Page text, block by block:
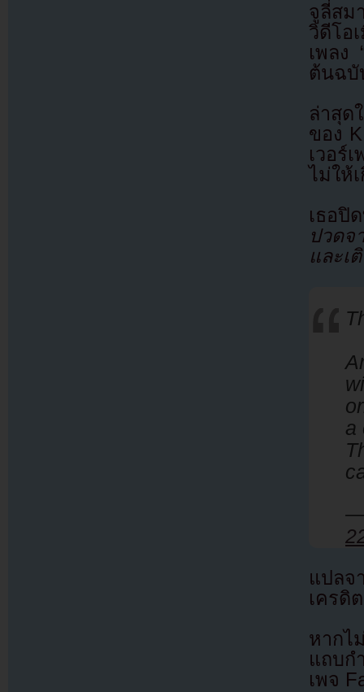
จูลี่สม
วิดีโอ
เพลง
ต้นฉบั
ล่าสุด
ของ
เวอร์
ไม่ให้
เธอ
ปวดจ
และเ
a
—
แปล
เครดิ
หากไ
แถบก
เพจ